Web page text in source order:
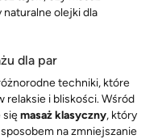
olejki dla
dla par
techniki, które
relaksie i bliskości. Wśród
sięmasaż klasyczny, który
na zmniejszanie